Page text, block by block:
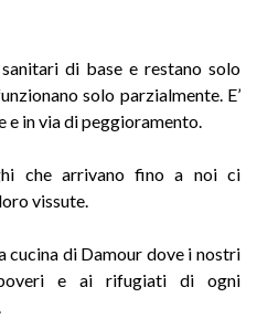
di base e restano solo
solo parzialmente. E’
e in via di peggioramento.
che arrivano fino a noi ci
vissute.
cucina di Damour dove i nostri
e ai rifugiati di ogni